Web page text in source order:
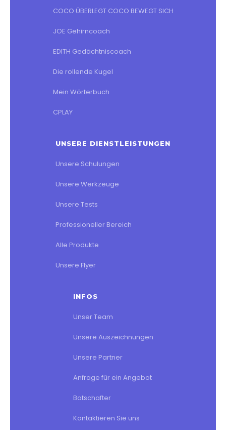
COCO ÜBERLEGT COCO BEWEGT SICH
JOE Gehirncoach
EDITH Gedächtniscoach
Die rollende Kugel
Mein Wörterbuch
CPLAY
UNSERE DIENSTLEISTUNGEN
Unsere Schulungen
Unsere Werkzeuge
Unsere Tests
Professioneller Bereich
Alle Produkte
Unsere Flyer
INFOS
Unser Team
Unsere Auszeichnungen
Unsere Partner
Anfrage für ein Angebot
Botschafter
Kontaktieren Sie uns